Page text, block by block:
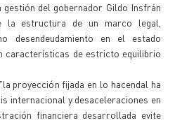
del gobernador Gildo Insfrán
la estructura de un marco legal,
desendeudamiento en el estado
características de estricto equilibrio
proyección fijada en lo hacendal ha
internacional y desaceleraciones en
financiera desarrollada evite